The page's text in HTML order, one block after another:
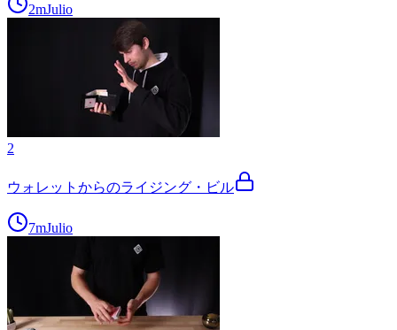
2mJulio
2
ウォレットからのライジング・ビル
7mJulio